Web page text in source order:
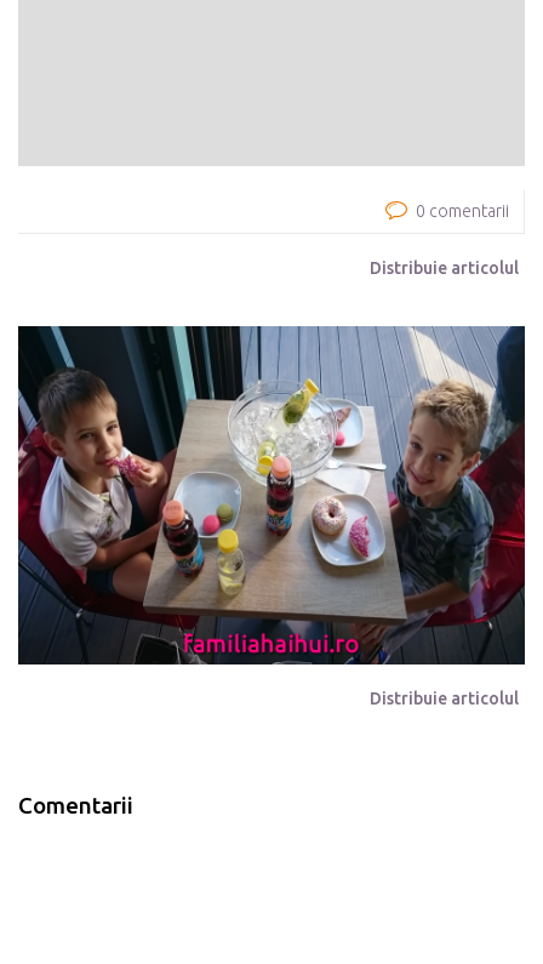
0 comentarii
Distribuie articolul
Distribuie articolul
Comentarii